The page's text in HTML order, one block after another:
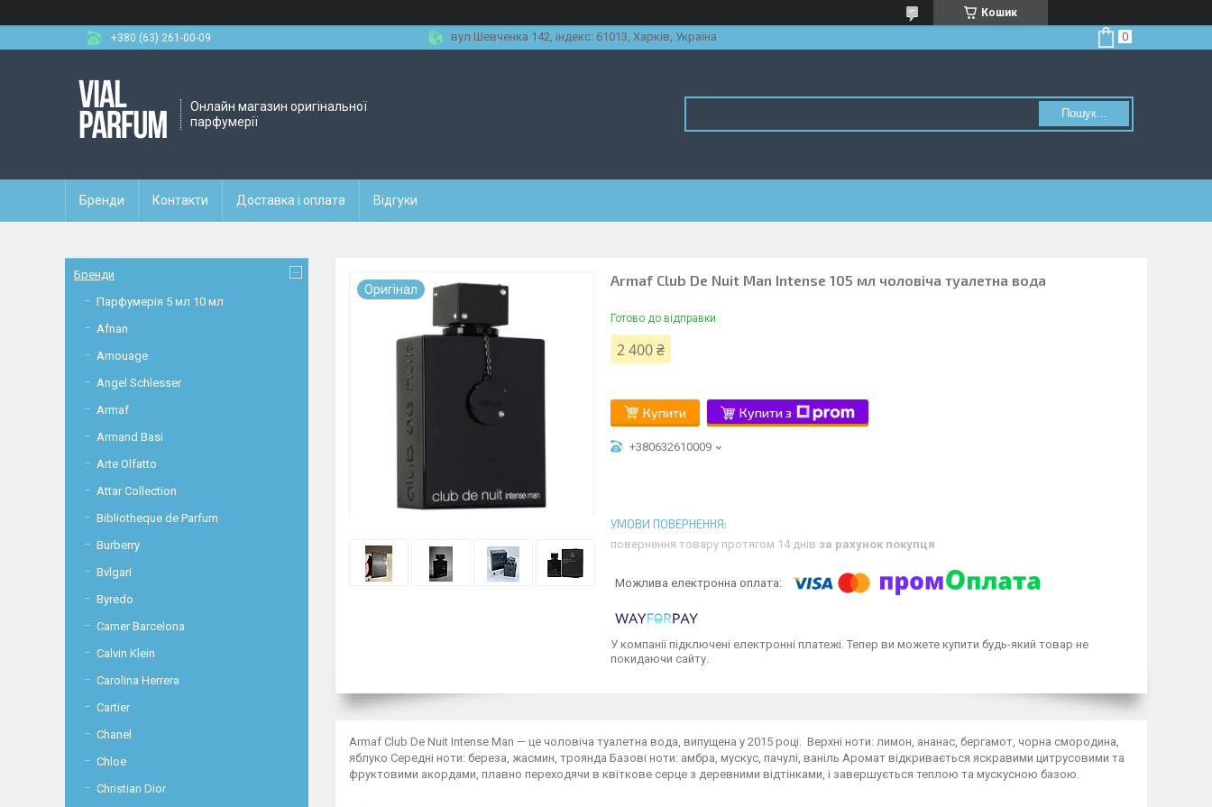
Кошик
+380 (63) 261-00-09
вул Шевченка 142, iндекс: 61013, Харків, Україна
Онлайн магазин оригінальної
парфумерії
Пошук...
Бренди Контакти Доставка і оплата Відгуки
Оригiнал
Armaf Club De Nuit Man Intense 105 мл чоловіча туалетна вода
Готово до відправки
2 400 ₴
Купити Купити з
+380632610009
повернення товару протягом 14 днів за рахунок покупця
У компанії підключені електронні платежі. Тепер ви можете купити будь-який товар не
покидаючи сайту.
Armaf Club De Nuit Intense Man — це чоловіча туалетна вода, випущена у 2015 році. Верхні ноти: лимон, ананас, бергамот, чорна смородина,
яблуко Середні ноти: береза, жасмин, троянда Базові ноти: амбра, мускус, пачулі, ваніль Аромат відкривається яскравими цитрусовими та
фруктовими акордами, плавно переходячи в квіткове серце з деревними відтінками, і завершується теплою та мускусною базою.
Бренди
Парфумерія 5 мл 10 мл
Afnan
Amouage
Angel Schlesser
Armaf
Armand Basi
Arte Olfatto
Attar Collection
Bibliotheque de Parfum
Burberry
Bvlgari
Byredo
Carner Barcelona
Calvin Klein
Carolina Herrera
Cartier
Chanel
Chloe
Christian Dior